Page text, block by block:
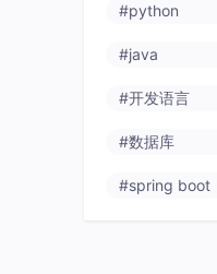
#python
#java
#开发语言
#数据库
#spring boot